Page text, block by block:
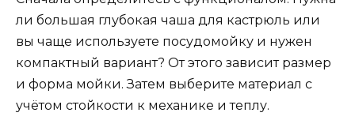
ли большая глубокая чаша для кастрюль или
вы чаще используете посудомойку и нужен
компактный вариант? От этого зависит размер
и форма мойки. Затем выберите материал с
учётом стойкости к механике и теплу.